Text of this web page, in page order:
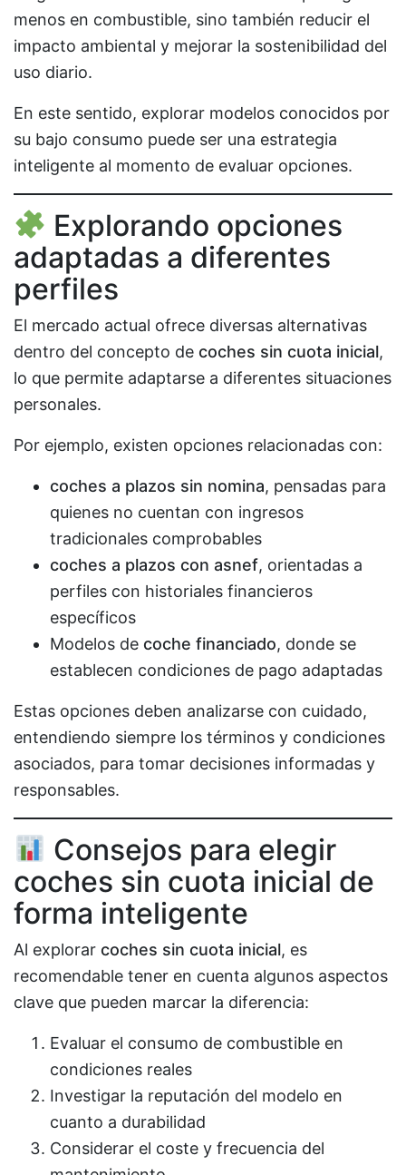
menos en combustible, sino también reducir el
impacto ambiental y mejorar la sostenibilidad del
uso diario.
En este sentido, explorar modelos conocidos por
su bajo consumo puede ser una estrategia
inteligente al momento de evaluar opciones.
Explorando opciones
adaptadas a diferentes
perfiles
El mercado actual ofrece diversas alternativas
dentro del concepto de coches sin cuota inicial,
lo que permite adaptarse a diferentes situaciones
personales.
Por ejemplo, existen opciones relacionadas con:
coches a plazos sin nomina, pensadas para
quienes no cuentan con ingresos
tradicionales comprobables
coches a plazos con asnef, orientadas a
perfiles con historiales financieros
específicos
Modelos de coche financiado, donde se
establecen condiciones de pago adaptadas
Estas opciones deben analizarse con cuidado,
entendiendo siempre los términos y condiciones
asociados, para tomar decisiones informadas y
responsables.
Consejos para elegir
coches sin cuota inicial de
forma inteligente
Al explorar coches sin cuota inicial, es
recomendable tener en cuenta algunos aspectos
clave que pueden marcar la diferencia:
Evaluar el consumo de combustible en
condiciones reales
Investigar la reputación del modelo en
cuanto a durabilidad
Considerar el coste y frecuencia del